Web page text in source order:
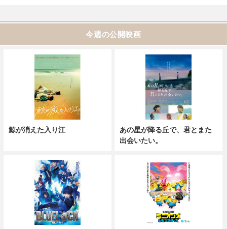
今週の公開映画
鯨が消えた入り江
あの星が降る丘で、君とまた
出会いたい。